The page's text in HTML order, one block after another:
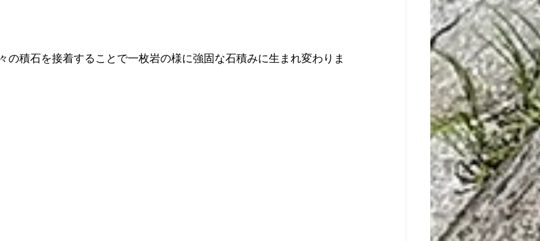
の積石を接着することで一枚岩の様に強固な石積みに生まれ変わりま